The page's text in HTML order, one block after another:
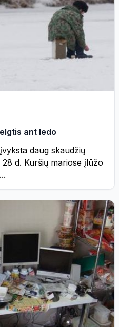
ant ledo
daug skaudžių
28 d. Kuršių mariose įlūžo